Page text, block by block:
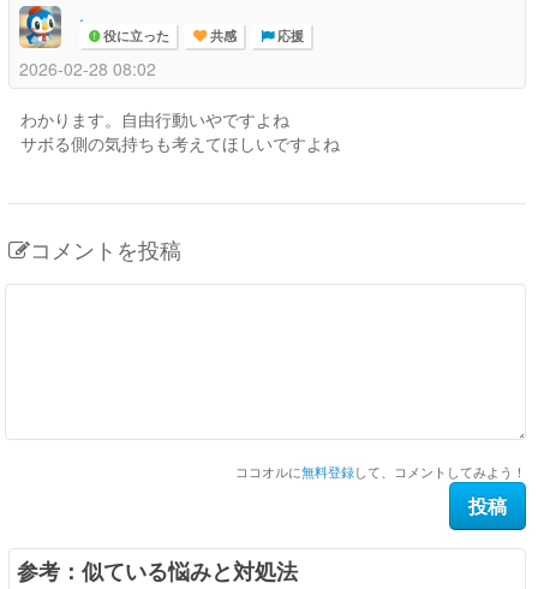
.
役に立った 共感 応援
2026-02-28 08:02
わかります。自由行動いやですよね
サボる側の気持ちも考えてほしいですよね
コメントを投稿
ココオルに無料登録して、コメントしてみよう！
参考：似ている悩みと対処法